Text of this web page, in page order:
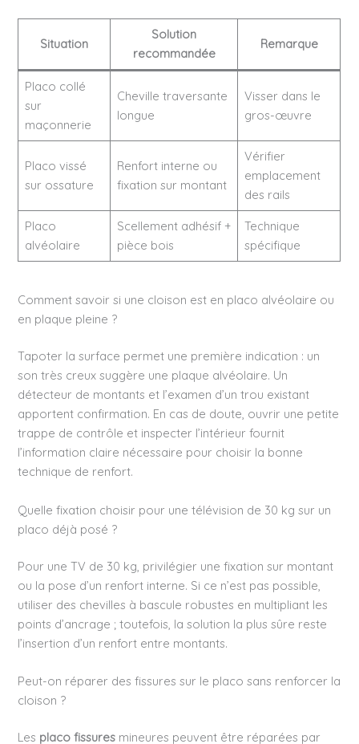
Situation
Solution
recommandée
Remarque
Placo collé
sur
maçonnerie
Cheville traversante
longue
Visser dans le
gros-œuvre
Placo vissé
sur ossature
Renfort interne ou
fixation sur montant
Vérifier
emplacement
des rails
Placo
alvéolaire
Scellement adhésif +
pièce bois
Technique
spécifique
Comment savoir si une cloison est en placo alvéolaire ou
en plaque pleine ?
Tapoter la surface permet une première indication : un
son très creux suggère une plaque alvéolaire. Un
détecteur de montants et l’examen d’un trou existant
apportent confirmation. En cas de doute, ouvrir une petite
trappe de contrôle et inspecter l’intérieur fournit
l’information claire nécessaire pour choisir la bonne
technique de renfort.
Quelle fixation choisir pour une télévision de 30 kg sur un
placo déjà posé ?
Pour une TV de 30 kg, privilégier une fixation sur montant
ou la pose d’un renfort interne. Si ce n’est pas possible,
utiliser des chevilles à bascule robustes en multipliant les
points d’ancrage ; toutefois, la solution la plus sûre reste
l’insertion d’un renfort entre montants.
Peut-on réparer des fissures sur le placo sans renforcer la
cloison ?
Les placo fissures mineures peuvent être réparées par